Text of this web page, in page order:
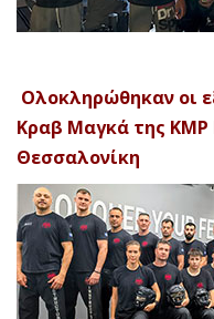
Ολοκληρώθηκαν οι
Κραβ Μαγκά της
Θεσσαλονίκη